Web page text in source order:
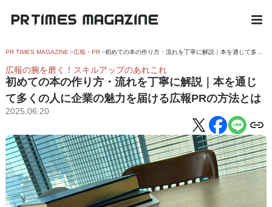
PR TIMES MAGAZINE 広報・PR
広報の腕を磨く！スキルアップのあれこれ
初めての本の作り方・流れを丁寧に解説｜本を通じ
て多くの人に企業の魅力を届ける広報PRの方法とは
2025.06.20